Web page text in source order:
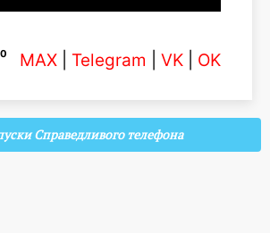
0 MAX Telegram VK OK
Справедливого телефона